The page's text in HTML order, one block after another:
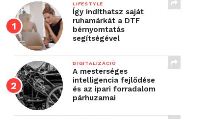
LIFESTYLE
Így indíthatsz saját
ruhamárkát a DTF
bérnyomtatás
segítségével
DIGITALIZÁCIÓ
A mesterséges
intelligencia fejlődése
és az ipari forradalom
párhuzamai